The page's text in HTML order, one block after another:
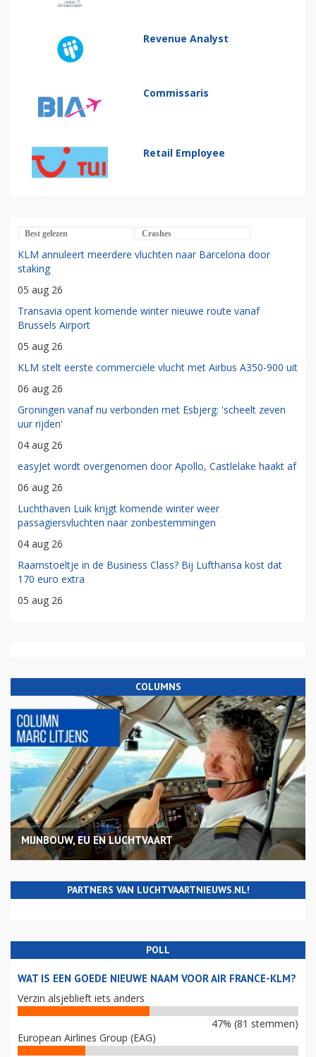
Revenue Analyst
Commissaris
Retail Employee
Best gelezen Crashes
KLM annuleert meerdere vluchten naar Barcelona door
staking
05 aug 26
Transavia opent komende winter nieuwe route vanaf
Brussels Airport
05 aug 26
KLM stelt eerste commerciële vlucht met Airbus A350-900 uit
06 aug 26
Groningen vanaf nu verbonden met Esbjerg: 'scheelt zeven
uur rijden'
04 aug 26
easyJet wordt overgenomen door Apollo, Castlelake haakt af
06 aug 26
Luchthaven Luik krijgt komende winter weer
passagiersvluchten naar zonbestemmingen
04 aug 26
Raamstoeltje in de Business Class? Bij Lufthansa kost dat
170 euro extra
05 aug 26
COLUMNS
MIJNBOUW, EU EN LUCHTVAART
PARTNERS VAN LUCHTVAARTNIEUWS.NL!
POLL
WAT IS EEN GOEDE NIEUWE NAAM VOOR AIR FRANCE-KLM?
Verzin alsjeblieft iets anders
47% (81 stemmen)
European Airlines Group (EAG)